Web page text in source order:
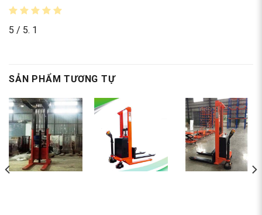
5 / 5. 1
SẢN PHẨM TƯƠNG TỰ